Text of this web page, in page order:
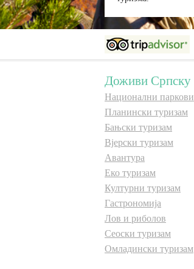
Доживи Српску
Национални паркови
Планински туризам
Бањски туризам
Вјерски туризам
Авантура
Еко туризам
Културни туризам
Гастрономија
Лов и риболов
Сеоски туризам
Омладински туризам